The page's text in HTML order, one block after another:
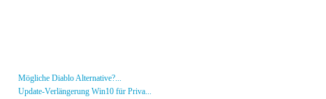
Mögliche Diablo Alternative?...
Update-Verlängerung Win10 für Priva...